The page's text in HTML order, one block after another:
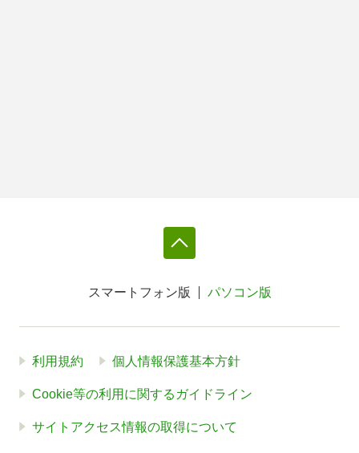
スマートフォン版 パソコン版
利用規約 個人情報保護基本方針
Cookie等の利用に関するガイドライン
サイトアクセス情報の取得について